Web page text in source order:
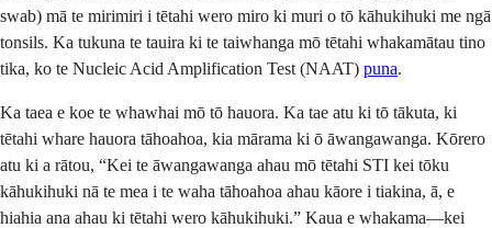
swab) mā te mirimiri i tētahi wero miro ki muri o tō kāhukihuki me ngā
tonsils. Ka tukuna te tauira ki te taiwhanga mō tētahi whakamātau tino
tika, ko te Nucleic Acid Amplification Test (NAAT) puna.
Ka taea e koe te whawhai mō tō hauora. Ka tae atu ki tō tākuta, ki
tētahi whare hauora tāhoahoa, kia mārama ki ō āwangawanga. Kōrero
atu ki a rātou, “Kei te āwangawanga ahau mō tētahi STI kei tōku
kāhukihuki nā te mea i te waha tāhoahoa ahau kāore i tiakina, ā, e
hiahia ana ahau ki tētahi wero kāhukihuki.” Kaua e whakama—kei